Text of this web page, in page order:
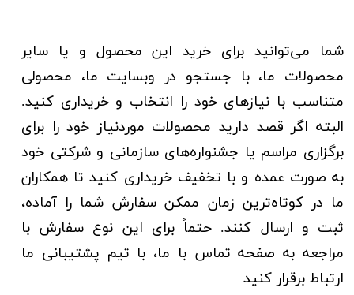
شما می‌توانید برای خرید این محصول و یا سایر
محصولات ما، با جستجو در وبسایت ما، محصولی
متناسب با نیازهای خود را انتخاب و خریداری کنید.
البته اگر قصد دارید محصولات موردنیاز خود را برای
برگزاری مراسم یا جشنواره‌های سازمانی و شرکتی خود
به صورت عمده و با تخفیف خریداری کنید تا همکاران
ما در کوتاه‌ترین زمان ممکن سفارش شما را آماده،
ثبت و ارسال کنند. حتماً برای این نوع سفارش با
مراجعه به صفحه تماس با ما، با تیم پشتیبانی ما
ارتباط برقرار کنید